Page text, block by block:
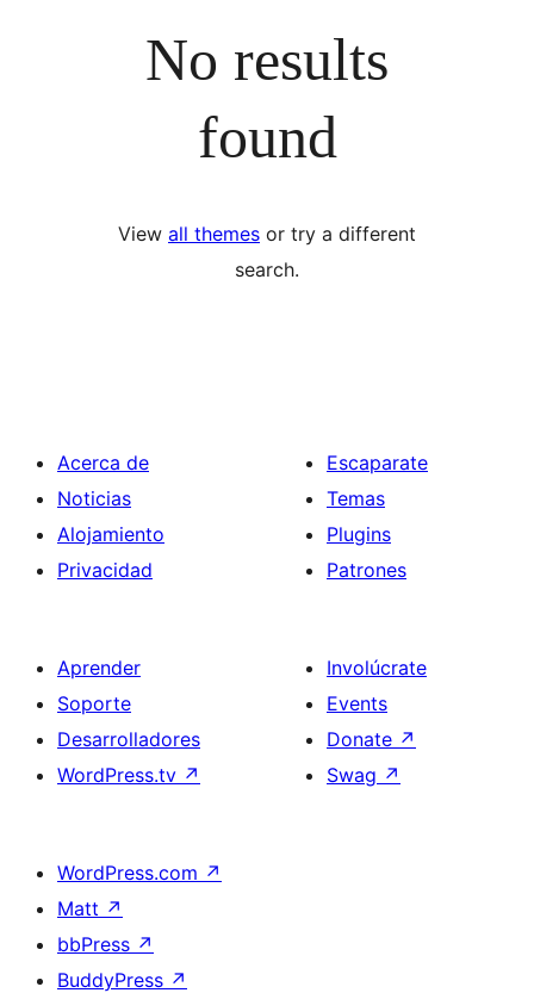
No results
found
View all themes or try a different
search.
Acerca de
Noticias
Alojamiento
Privacidad
Escaparate
Temas
Plugins
Patrones
Aprender
Soporte
Desarrolladores
WordPress.tv ↗
Involúcrate
Events
Donate ↗
Swag ↗
WordPress.com ↗
Matt ↗
bbPress ↗
BuddyPress ↗